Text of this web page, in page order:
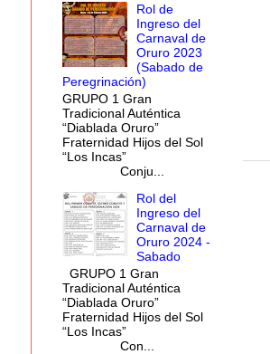
Rol de
Ingreso del
Carnaval de
Oruro 2023
(Sabado de
Peregrinación)
GRUPO 1 Gran
Tradicional Auténtica
“Diablada Oruro”
Fraternidad Hijos del Sol
“Los Incas”
Conju...
Rol del
Ingreso del
Carnaval de
Oruro 2024 -
Sabado
GRUPO 1 Gran
Tradicional Auténtica
“Diablada Oruro”
Fraternidad Hijos del Sol
“Los Incas”
Con...